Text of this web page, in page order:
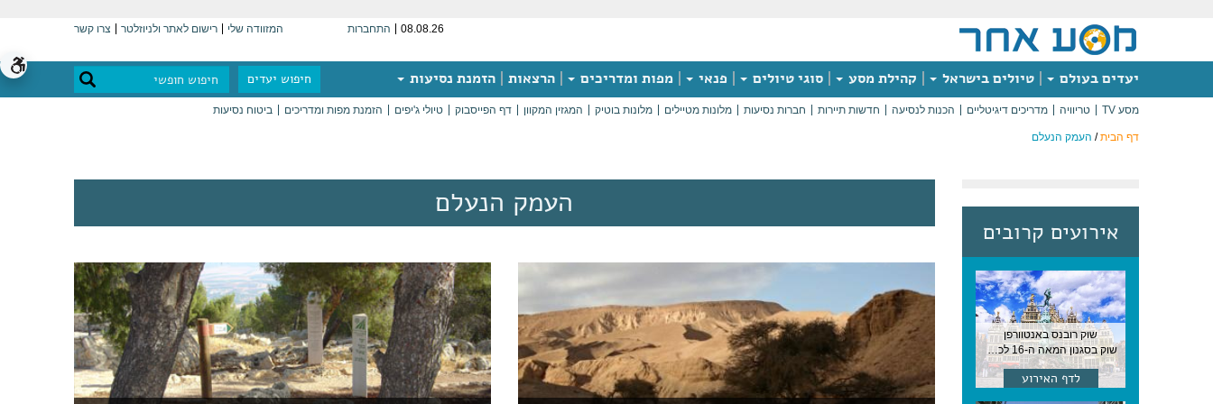
08.08.26 התחברות המזוודה שלי רישום לאתר ולניוזלטר צרו קשר
יעדים בעולם טיולים בישראל קהילת מסע סוגי טיולים פנאי מפות ומדריכים הרצאות הזמנת נסיעות חיפוש יעדים
מסע TV טריוויה מדריכים דיגיטליים הכנות לנסיעה חדשות תיירות חברות נסיעות מלונות מטיילים מלונות בוטיק המגזין המקוון דף הפייסבוק טיולי ג'יפים הזמנת מפות ומדריכים ביטוח נסיעות
דף הבית/ העמק הנעלם
אירועים קרובים
שוק רובנס באנטוורפן
שוק בסגנון המאה ה-16 לכבודו של הצייר המפורסם, בן העיר, נערך ב-15 באוגוסט באנטוורפן
לדף האירוע
העמק הנעלם